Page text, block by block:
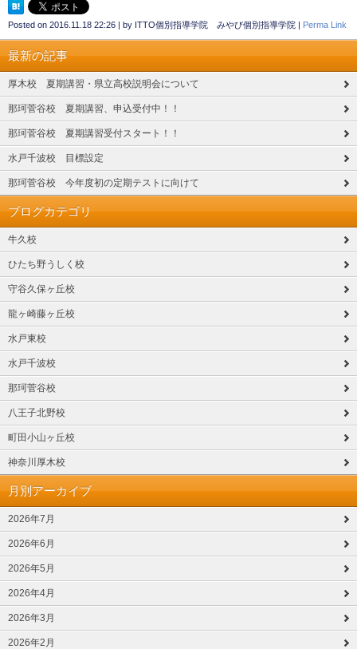
Posted on 2016.11.18 22:26 | by ITTO個別指導学院 みやび個別指導学院 | Perma Link
最新の記事
厚木校 夏期講習・県立高校説明会について
那珂菅谷校 夏期講習、申込受付中！！
那珂菅谷校 夏期講習受付スタート！！
水戸千波校 目標設定
那珂菅谷校 今年度初の定期テストに向けて
ブログカテゴリ
牛久校
ひたち野うしく校
守谷久保ヶ丘校
龍ヶ崎藤ヶ丘校
水戸東校
水戸千波校
那珂菅谷校
八王子北野校
町田小山ヶ丘校
神奈川厚木校
月別アーカイブ
2026年7月
2026年6月
2026年5月
2026年4月
2026年3月
2026年2月